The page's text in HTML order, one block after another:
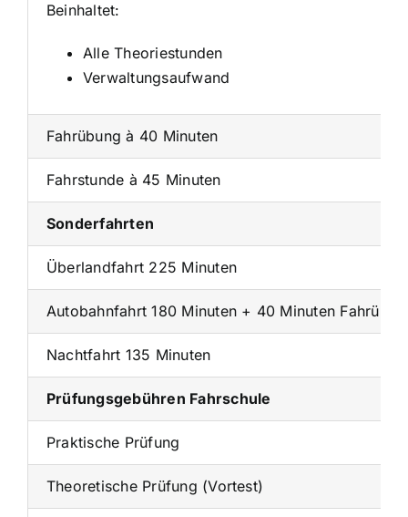
Beinhaltet:
Alle Theoriestunden
Verwaltungsaufwand
Fahrübung à 40 Minuten
Fahrstunde à 45 Minuten
Sonderfahrten
Überlandfahrt 225 Minuten
Autobahnfahrt 180 Minuten + 40 Minuten
Nachtfahrt 135 Minuten
Prüfungsgebühren Fahrschule
Praktische Prüfung
Theoretische Prüfung (Vortest)